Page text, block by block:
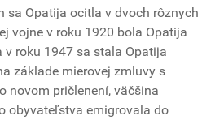
sa Opatija ocitla v dvoch rôznych
vojne v roku 1920 bola Opatija
v roku 1947 sa stala Opatija
základe mierovej zmluvy s
novom pričlenení, väčšina
obyvateľstva emigrovala do